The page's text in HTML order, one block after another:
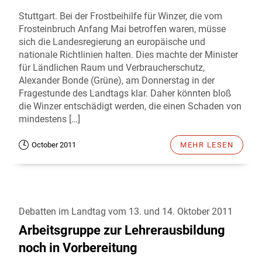
Stuttgart. Bei der Frostbeihilfe für Winzer, die vom
Frosteinbruch Anfang Mai betroffen waren, müsse
sich die Landesregierung an europäische und
nationale Richtlinien halten. Dies machte der Minister
für Ländlichen Raum und Verbraucherschutz,
Alexander Bonde (Grüne), am Donnerstag in der
Fragestunde des Landtags klar. Daher könnten bloß
die Winzer entschädigt werden, die einen Schaden von
mindestens […]
October 2011 MEHR LESEN
Debatten im Landtag vom 13. und 14. Oktober 2011
Arbeitsgruppe zur Lehrerausbildung
noch in Vorbereitung